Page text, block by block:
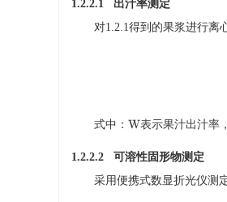
1.2.2.1 出汁率测定
对1.2.1得到的果浆进行离
式中： W表示果汁出汁率
1.2.2.2 可溶性固形物测定
采用便携式数显折光仪测